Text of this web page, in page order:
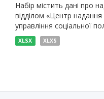
Набір містить дані про
відділом «Центр надання
управління соціальної
XLSX XLXS